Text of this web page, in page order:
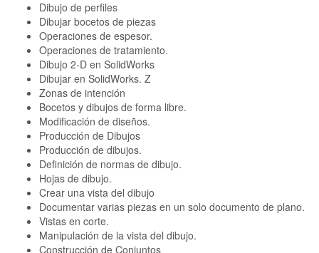
Dibujo de perfiles
Dibujar bocetos de piezas
Operaciones de espesor.
Operaciones de tratamiento.
Dibujo 2-D en SolidWorks
Dibujar en SolidWorks. Z
Zonas de intención
Bocetos y dibujos de forma libre.
Modificación de diseños.
Producción de Dibujos
Producción de dibujos.
Definición de normas de dibujo.
Hojas de dibujo.
Crear una vista del dibujo
Documentar varias piezas en un solo documento de plano.
Vistas en corte.
Manipulación de la vista del dibujo.
Construcción de Conjuntos